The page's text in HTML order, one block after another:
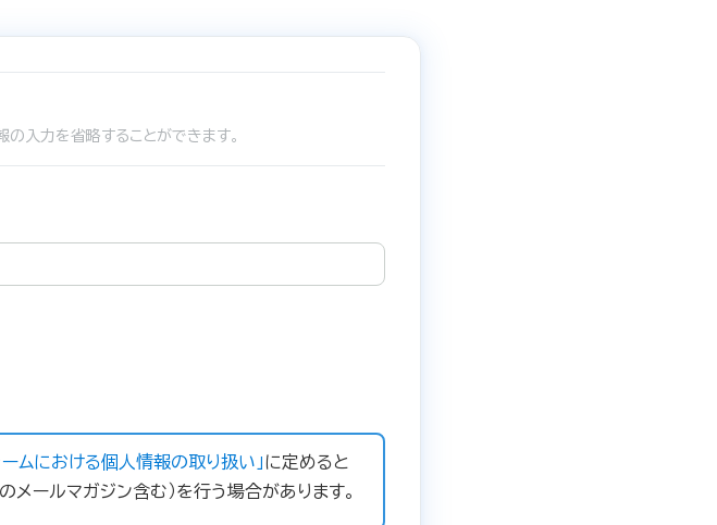
の入力を省略することができます。
ームにおける個人情報の取り扱い」に定めると
メールマガジン含む）を行う場合があります。